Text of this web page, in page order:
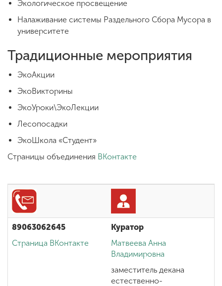
Экологическое просвещение
Налаживание системы Раздельного Сбора Мусора в
университете
Традиционные мероприятия
ЭкоАкции
ЭкоВикторины
ЭкоУроки\ЭкоЛекции
Лесопосадки
ЭкоШкола «Студент»
Страницы объединения ВКонтакте
89063062645
Страница ВКонтакте
Куратор
Матвеева Анна
Владимировна
заместитель декана
естественно-